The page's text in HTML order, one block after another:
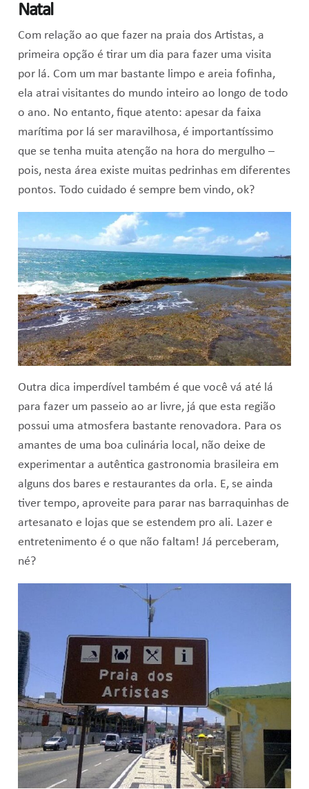
Natal
Com relação ao que fazer na praia dos Artistas, a
primeira opção é tirar um dia para fazer uma visita
por lá. Com um mar bastante limpo e areia fofinha,
ela atrai visitantes do mundo inteiro ao longo de todo
o ano. No entanto, fique atento: apesar da faixa
marítima por lá ser maravilhosa, é importantíssimo
que se tenha muita atenção na hora do mergulho –
pois, nesta área existe muitas pedrinhas em diferentes
pontos. Todo cuidado é sempre bem vindo, ok?
Outra dica imperdível também é que você vá até lá
para fazer um passeio ao ar livre, já que esta região
possui uma atmosfera bastante renovadora. Para os
amantes de uma boa culinária local, não deixe de
experimentar a autêntica gastronomia brasileira em
alguns dos bares e restaurantes da orla. E, se ainda
tiver tempo, aproveite para parar nas barraquinhas de
artesanato e lojas que se estendem pro ali. Lazer e
entretenimento é o que não faltam! Já perceberam,
né?